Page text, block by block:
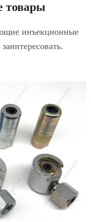
товары
инъекционные